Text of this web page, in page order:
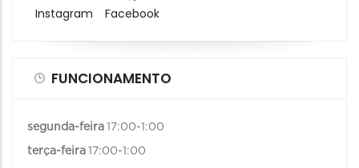
Instagram Facebook
FUNCIONAMENTO
segunda-feira 17:00-1:00
terça-feira 17:00-1:00